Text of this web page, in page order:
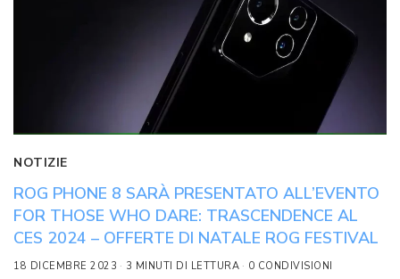
NOTIZIE
ROG PHONE 8 SARÀ PRESENTATO ALL’EVENTO
FOR THOSE WHO DARE: TRASCENDENCE AL
CES 2024 – OFFERTE DI NATALE ROG FESTIVAL
18 DICEMBRE 2023 3 MINUTI DI LETTURA 0 CONDIVISIONI